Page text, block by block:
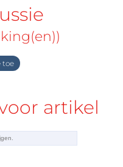
toe
artikel